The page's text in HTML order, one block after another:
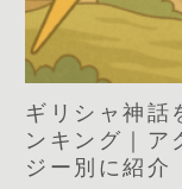
ギリシャ神話
ンキング｜ア
ジー別に紹介